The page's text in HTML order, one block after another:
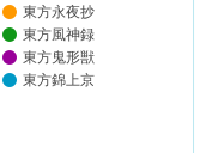
東方永夜抄
東方風神録
東方鬼形獣
東方錦上京